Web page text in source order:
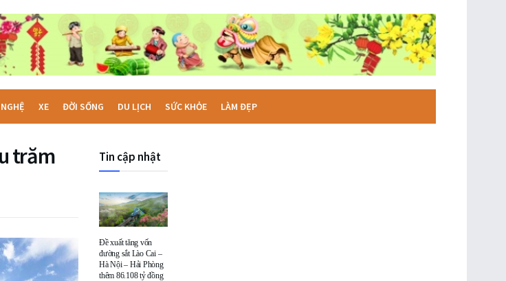
XE ĐỜI SỐNG DU LỊCH SỨC KHỎE LÀM ĐẸP
trăm
Tin cập nhật
Đề xuất tăng vốn
đường sắt Lào Cai –
Hà Nội – Hải Phòng
thêm 86.108 tỷ đồng